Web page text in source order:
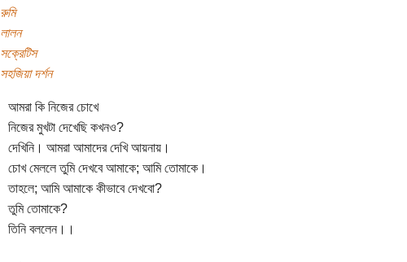
রুমি
লালন
সক্রেটিস
সহজিয়া দর্শন
আমরা কি নিজের চোখে
নিজের মুখটা দেখেছি কখনও?
দেখিনি। আমরা আমাদের দেখি আয়নায়।
চোখ মেললে তুমি দেখবে আমাকে; আমি তোমাকে।
তাহলে; আমি আমাকে কীভাবে দেখবো?
তুমি তোমাকে?
তিনি বললেন।।